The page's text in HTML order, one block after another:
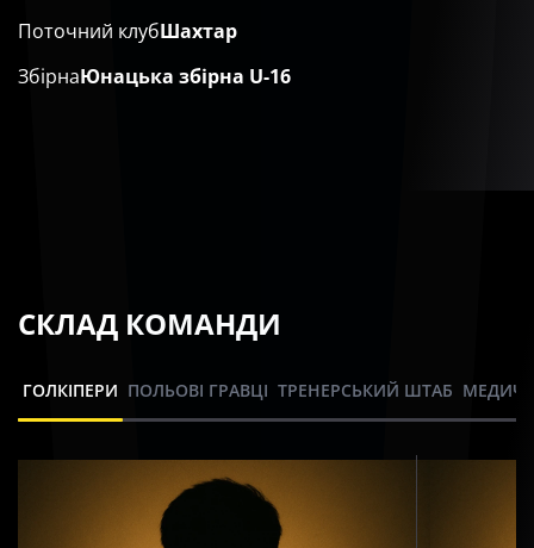
Поточний клубШахтар
ЗбірнаЮнацька збірна U-16
СКЛАД КОМАНДИ
ГОЛКІПЕРИ ПОЛЬОВІ ГРАВЦІ ТРЕНЕРСЬКИЙ ШТАБ